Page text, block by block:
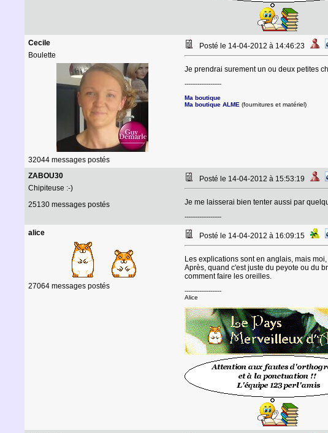
Cecile
Boulette
32044 messages postés
Posté le 14-04-2012 à 14:46:23
Je prendrai surement un ou deux petites
--------------------
Ma boutique
Ma boutique ALME (fournitures et matériel)
ZABOU30
Chipiteuse :-)
25130 messages postés
Posté le 14-04-2012 à 15:53:19
Je me laisserai bien tenter aussi par
--------------------
alice
27064 messages postés
Posté le 14-04-2012 à 16:09:15
Les explications sont en anglais, mais
Après, quand c'est juste du peyote ou du
comment faire les oreilles.
--------------------
Alice